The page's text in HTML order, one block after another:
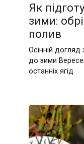
Як
зими:
полив
Осінній догляд
до зими
останніх ягід